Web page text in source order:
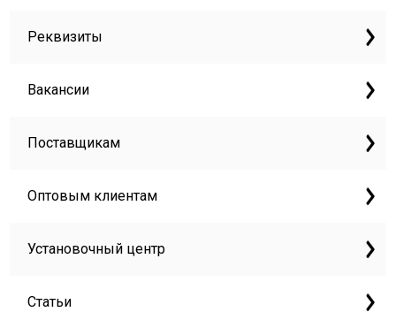
Реквизиты
Вакансии
Поставщикам
Оптовым клиентам
Установочный центр
Статьи